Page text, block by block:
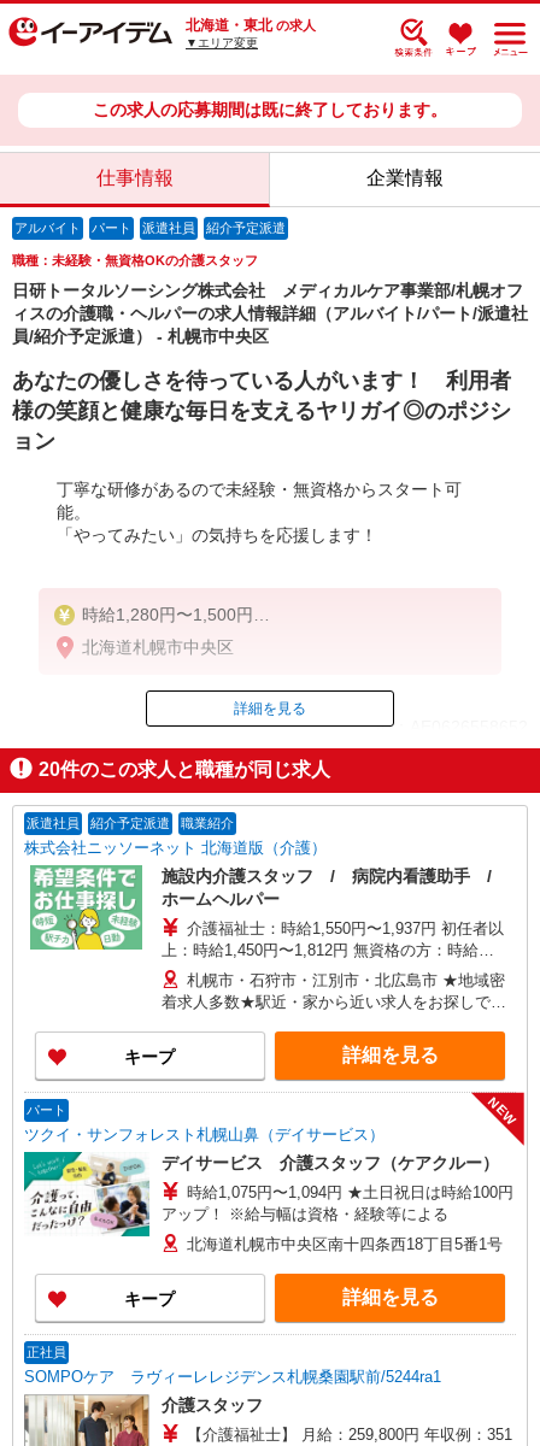
北海道・東北 の求人
▼エリア変更
この求人の応募期間は既に終了しております。
仕事情報 企業情報
アルバイト パート 派遣社員 紹介予定派遣
職種：未経験・無資格OKの介護スタッフ
日研トータルソーシング株式会社 メディカルケア事業部/札幌オフ
ィスの介護職・ヘルパーの求人情報詳細（アルバイト/パート/派遣社
員/紹介予定派遣） - 札幌市中央区
あなたの優しさを待っている人がいます！ 利用者
様の笑顔と健康な毎日を支えるヤリガイ◎のポジシ
ョン
丁寧な研修があるので未経験・無資格からスタート可
能。
「やってみたい」の気持ちを応援します！
時給1,280円〜1,500円
★週払いOK（規定あり）
北海道札幌市中央区
ID：AE0626558652
掲載期間終了
詳細を見る
20件のこの求人と職種が同じ求人
派遣社員 紹介予定派遣 職業紹介
株式会社ニッソーネット 北海道版（介護）
施設内介護スタッフ / 病院内看護助手 /
ホームヘルパー
介護福祉士：時給1,550円〜1,937円 初任者以
上：時給1,450円〜1,812円 無資格の方：時給
1,240円〜1,687円 ※給与幅は勤務先による +交通
費、諸手当（勤務先による） +0円で介護資格が取
れる （別途規定） ★給与日払い制度あり！
札幌市・石狩市・江別市・北広島市 ★地域密
着求人多数★駅近・家から近い求人をお探しでき
キープ 詳細を見る
パート
ツクイ・サンフォレスト札幌山鼻（デイサービス）
NEW
デイサービス 介護スタッフ（ケアクルー）
時給1,075円〜1,094円 ★土日祝日は時給100円
アップ！ ※給与幅は資格・経験等による
北海道札幌市中央区南十四条西18丁目5番1号
キープ 詳細を見る
正社員
SOMPOケア ラヴィーレレジデンス札幌桑園駅前/5244ra1
介護スタッフ
【介護福祉士】 月給：259,800円 年収例：351